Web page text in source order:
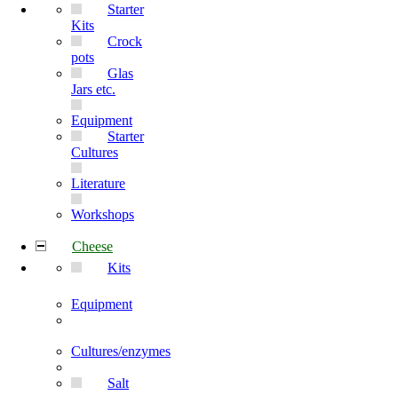
Starter
Kits
Crock
pots
Glas
Jars etc.
Equipment
Starter
Cultures
Literature
Workshops
Cheese
Kits
Equipment
Cultures/enzymes
Salt